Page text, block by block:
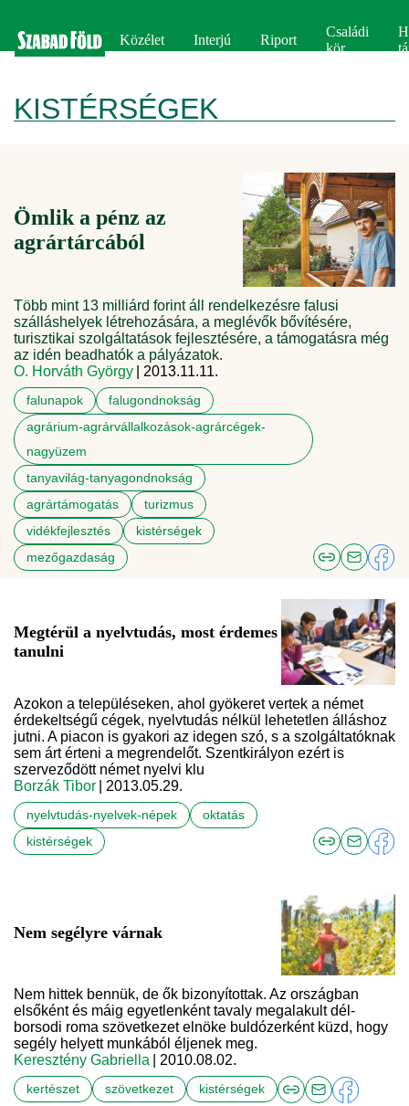
Közélet Interjú Riport
Családi
kör
KISTÉRSÉGEK
Ömlik a pénz az
agrártárcából
Több mint 13 milliárd forint áll rendelkezésre falusi
szálláshelyek létrehozására, a meglévők bővítésére,
turisztikai szolgáltatások fejlesztésére, a támogatásra még
az idén beadhatók a pályázatok.
O. Horváth György
| 2013.11.11.
falunapok
falugondnokság
agrárium-agrárvállalkozások-agrárcégek-
nagyüzem
tanyavilág-tanyagondnokság
agrártámogatás
turizmus
vidékfejlesztés
kistérségek
mezőgazdaság
Megtérül a nyelvtudás, most érdemes
tanulni
Azokon a településeken, ahol gyökeret vertek a német
érdekeltségű cégek, nyelvtudás nélkül lehetetlen álláshoz
jutni. A piacon is gyakori az idegen szó, s a szolgáltatóknak
sem árt érteni a megrendelőt. Szentkirályon ezért is
szerveződött német nyelvi klu
Borzák Tibor
| 2013.05.29.
nyelvtudás-nyelvek-népek
oktatás
kistérségek
Nem segélyre várnak
Nem hittek bennük, de ők bizonyítottak. Az országban
elsőként és máig egyetlenként tavaly megalakult dél-
borsodi roma szövetkezet elnöke buldózerként küzd, hogy
segély helyett munkából éljenek meg.
Keresztény Gabriella
| 2010.08.02.
kertészet szövetkezet kistérségek